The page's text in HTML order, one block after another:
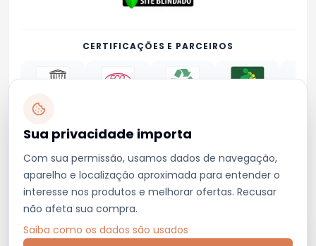
CERTIFICAÇÕES E PARCEIROS
PrivacidadeTermos Trocas e devoluções
emporionordeste4@gmail.com
(73) 99849-0008
2026 - Emporio Nordeste LTDA. © Todos os Direitos Reservados. CNPJ
13.374.322/0002-23
Sua privacidade importa
Com sua permissão, usamos dados de navegação,
aparelho e localização aproximada para entender o
interesse nos produtos e melhorar ofertas. Recusar
não afeta sua compra.
Saiba como os dados são usados